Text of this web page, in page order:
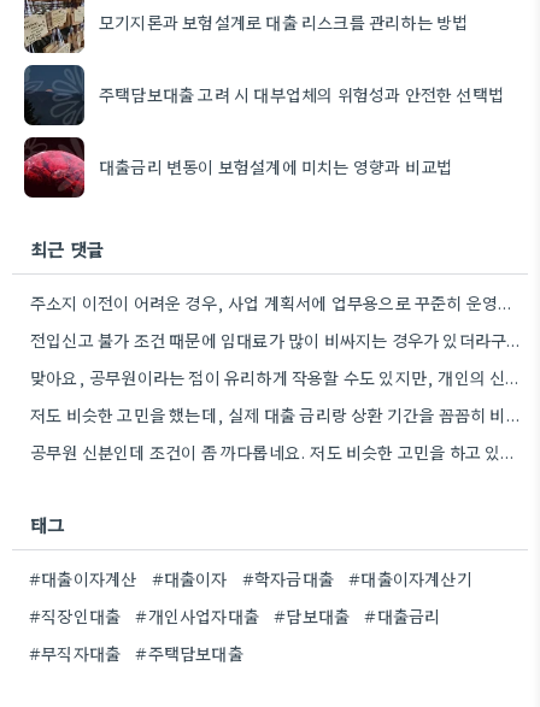
모기지론과 보험설계로 대출 리스크를 관리하는 방법
주택담보대출 고려 시 대부업체의 위험성과 안전한 선택법
대출금리 변동이 보험설계에 미치는 영향과 비교법
최근 댓글
주소지 이전이 어려운 경우, 사업 계획서에 업무용으로 꾸준히 운영할 의지를 상세히 기록하는 것이 중요할 것…
전입신고 불가 조건 때문에 임대료가 많이 비싸지는 경우가 있더라구요. 특히 장기적으로 운영할 때 고려해야 할…
맞아요, 공무원이라는 점이 유리하게 작용할 수도 있지만, 개인의 신용 점수도 중요한 요소인 것 같아요.
저도 비슷한 고민을 했는데, 실제 대출 금리랑 상환 기간을 꼼꼼히 비교하는 게 중요하더라고요.
공무원 신분인데 조건이 좀 까다롭네요. 저도 비슷한 고민을 하고 있어서 참고했어요.
태그
#대출이자계산 #대출이자 #학자금대출
#대출이자계산기
#직장인대출
#개인사업자대출 #담보대출
#대출금리
#무직자대출
#주택담보대출